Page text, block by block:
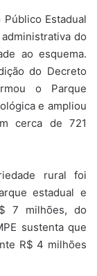
Estadual
do
ao esquema.
do Decreto
o Parque
e ampliou
cerca de 721
rural foi
estadual e
7 milhões, do
sustenta que
R$ 4 milhões